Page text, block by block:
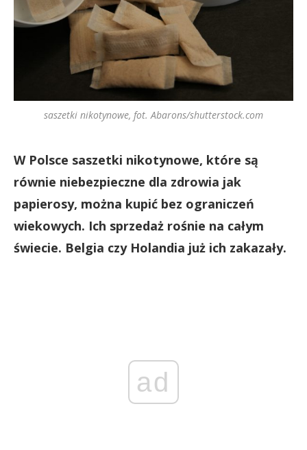
saszetki nikotynowe, fot. Abarons/shutterstock.com
W Polsce saszetki nikotynowe, które są
równie niebezpieczne dla zdrowia jak
papierosy, można kupić bez ograniczeń
wiekowych. Ich sprzedaż rośnie na całym
świecie. Belgia czy Holandia już ich zakazały.
ad